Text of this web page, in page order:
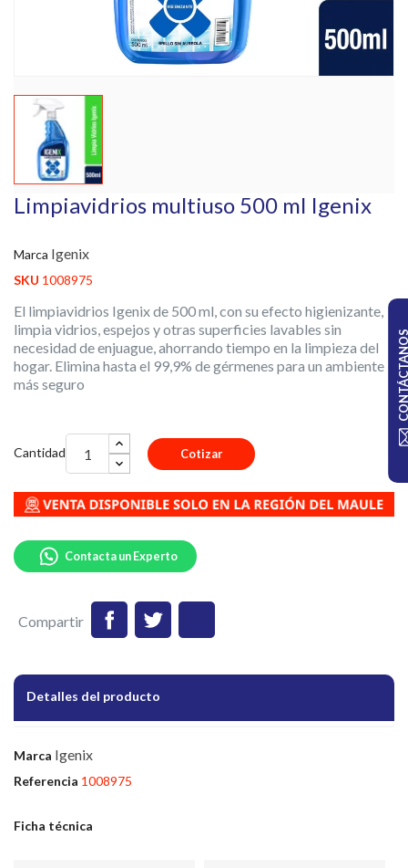
Limpiavidrios multiuso 500 ml Igenix
Marca Igenix
SKU 1008975
El limpiavidrios Igenix de 500 ml, con su efecto higienizante,
limpia vidrios, espejos y otras superficies lavables sin
necesidad de enjuague, ahorrando tiempo en la limpieza del
hogar. Elimina hasta el 99,9% de gérmenes para un ambiente
más seguro
Cantidad Cotizar
Compartir
Contacta un Experto
Detalles del producto
Marca Igenix
Referencia 1008975
Ficha técnica